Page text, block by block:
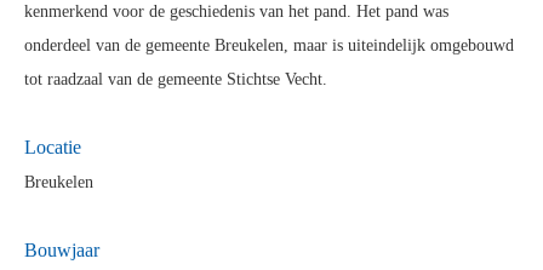
kenmerkend voor de geschiedenis van het pand. Het pand was
onderdeel van de gemeente Breukelen, maar is uiteindelijk omgebouwd
tot raadzaal van de gemeente Stichtse Vecht.
Locatie
Breukelen
Bouwjaar